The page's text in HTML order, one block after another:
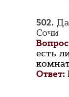
502.
Сочи
есть
Ответ: